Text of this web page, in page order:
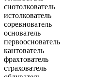
снотолкователь
истолкователь
соревнователь
основатель
первооснователь
кантователь
фрахтователь
страхователь